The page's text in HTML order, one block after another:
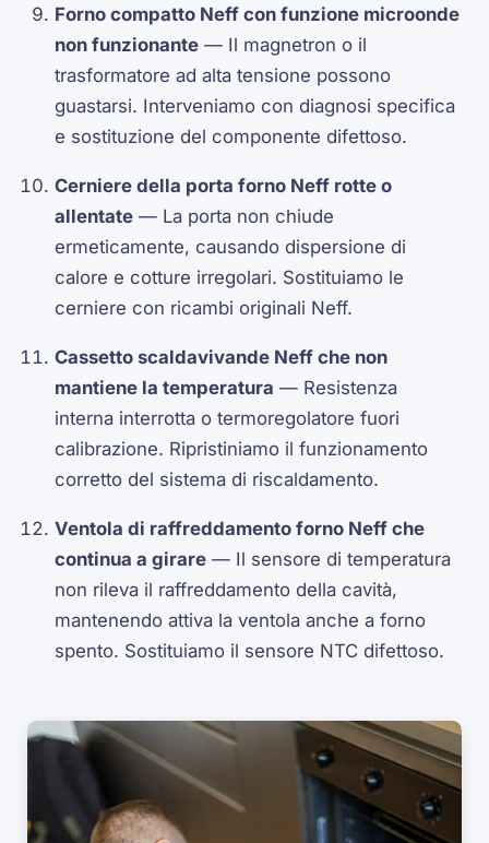
Forno compatto Neff con funzione microonde
non funzionante — Il magnetron o il
trasformatore ad alta tensione possono
guastarsi. Interveniamo con diagnosi specifica
e sostituzione del componente difettoso.
Cerniere della porta forno Neff rotte o
allentate — La porta non chiude
ermeticamente, causando dispersione di
calore e cotture irregolari. Sostituiamo le
cerniere con ricambi originali Neff.
Cassetto scaldavivande Neff che non
mantiene la temperatura — Resistenza
interna interrotta o termoregolatore fuori
calibrazione. Ripristiniamo il funzionamento
corretto del sistema di riscaldamento.
Ventola di raffreddamento forno Neff che
continua a girare — Il sensore di temperatura
non rileva il raffreddamento della cavità,
mantenendo attiva la ventola anche a forno
spento. Sostituiamo il sensore NTC difettoso.